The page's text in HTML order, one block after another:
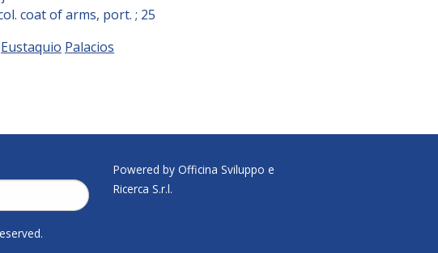
coat of arms, port. ; 25
Eustaquio Palacios
Powered by Officina Sviluppo e
Ricerca S.r.l.